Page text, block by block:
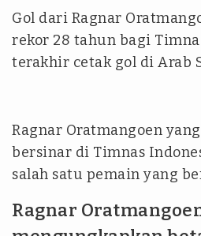
Gol dari Ragnar
rekor 28 tahun bagi
terakhir cetak gol di Arab
Ragnar Oratmangoen
bersinar di Timnas
salah satu pemain yang
Ragnar